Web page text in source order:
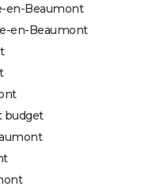
en-Beaumont
en-Beaumont
budget